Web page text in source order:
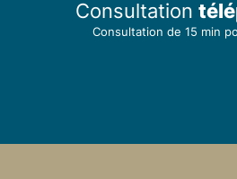
Consultation
Consultation de 15 min